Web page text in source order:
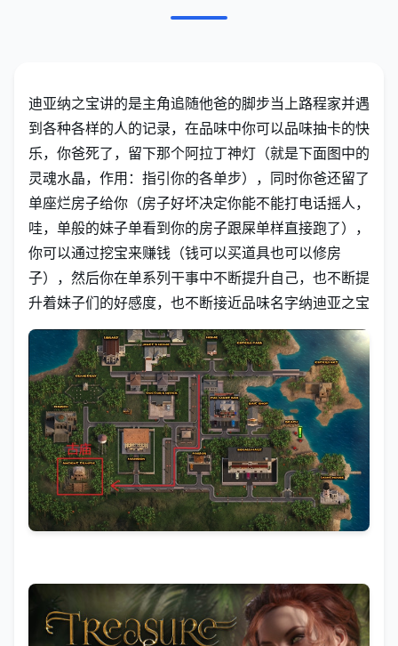
迪亚纳之宝讲的是主角追随他爸的脚步当上路程家并遇
到各种各样的人的记录，在品味中你可以品味抽卡的快
乐，你爸死了，留下那个阿拉丁神灯（就是下面图中的
灵魂水晶，作用：指引你的各单步），同时你爸还留了
单座烂房子给你（房子好坏决定你能不能打电话摇人，
哇，单般的妹子单看到你的房子跟屎单样直接跑了），
你可以通过挖宝来赚钱（钱可以买道具也可以修房
子），然后你在单系列干事中不断提升自己，也不断提
升着妹子们的好感度，也不断接近品味名字纳迪亚之宝